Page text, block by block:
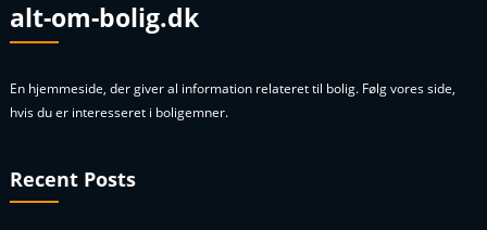
alt-om-bolig.dk
En hjemmeside, der giver al information relateret til bolig. Følg vores side,
hvis du er interesseret i boligemner.
Recent Posts